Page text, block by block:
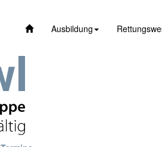
Ausbildung